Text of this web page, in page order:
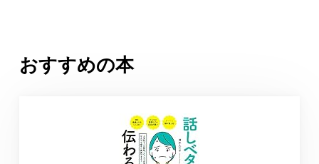
おすすめの本